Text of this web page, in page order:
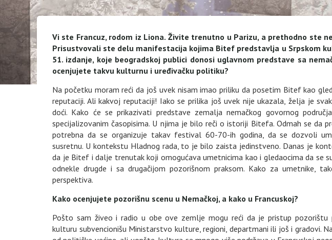
Vi ste Francuz, rodom iz Liona. Živite trenutno u Parizu, a prethodno ste
Prisustvovali ste delu manifestacija kojima Bitef predstavlja u Srpskom
51. izdanje, koje beogradskoj publici donosi uglavnom predstave sa
ocenjujete takvu kulturnu i uređivačku politiku?
Na početku moram reći da još uvek nisam imao priliku da posetim Bitef kao
reputaciji. Ali kakvoj reputaciji! Iako se prilika još uvek nije ukazala, želja je
doći. Kako će se prikazivati predstave zemalja nemačkog govornog
specijalizovanim časopisima. U njima je bilo reči o istoriji Bitefa. Odmah se da
potrebna da se organizuje takav festival 60-70-ih godina, da se dozvoli
susretnu. U kontekstu Hladnog rada, to je bilo zaista jedinstveno. Danas je
da je Bitef i dalje trenutak koji omogućava umetnicima kao i gledaocima da se
odnekle drugde i sa drugačijom pozorišnom praksom. Kako za umetnike,
perspektiva.
Kako ocenjujete pozorišnu scenu u Nemačkoj, a kako u Francuskoj?
Pošto sam živeo i radio u obe ove zemlje mogu reći da je pristup pozorištu
kulturu subvencionišu Ministarstvo kulture, regioni, departmani ili još i gradovi.